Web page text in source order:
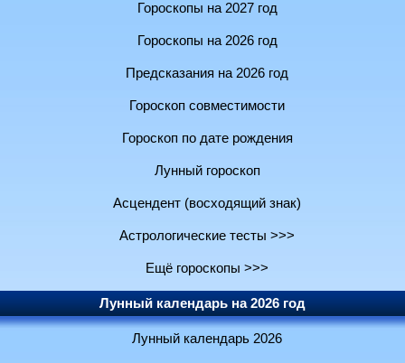
Гороскопы на 2027 год
Гороскопы на 2026 год
Предсказания на 2026 год
Гороскоп совместимости
Гороскоп по дате рождения
Лунный гороскоп
Асцендент (восходящий знак)
Астрологические тесты >>>
Ещё гороскопы >>>
Лунный календарь на 2026 год
Лунный календарь 2026